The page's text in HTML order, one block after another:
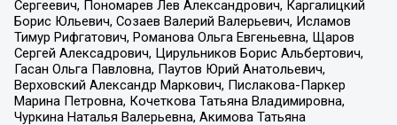
Сергеевич, Пономарев Лев Александрович, Каргалицкий
Борис Юльевич, Созаев Валерий Валерьевич, Исламов
Тимур Рифгатович, Романова Ольга Евгеньевна, Щаров
Сергей Алексадрович, Цирульников Борис Альбертович,
Гасан Ольга Павловна, Паутов Юрий Анатольевич,
Верховский Александр Маркович, Пислакова-Паркер
Марина Петровна, Кочеткова Татьяна Владимировна,
Чуркина Наталья Валерьевна, Акимова Татьяна